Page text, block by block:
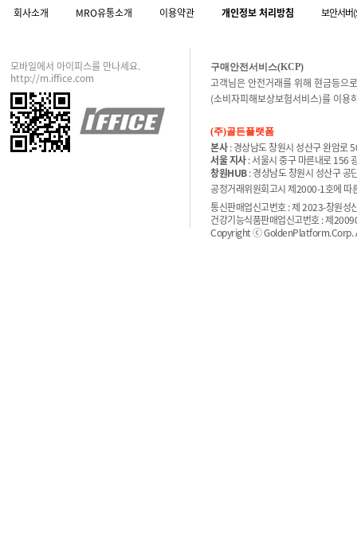
회사소개 MRO유통소개 이용약관 개인정보 처리방침 보안서버
모바일에서 아이피스를 만나세요.
http://m.iffice.com
구매안전서비스(KCP)
고객님은 안전거래를 위해 현금등으
(소비자피해보상보험서비스)를 이용
(주)골든플랫폼
본사: 경상남도 창원시 성산구 완암로
서울 지사: 서울시 중구 마른내로 156
창원HUB: 경상남도 창원시 성산구 공
공정거래위원회고시 제2000-1호에
통신판매업신고번호 : 제 2023-창원
건강기능식품판매업신고번호 : 제
Copyright ⓒ GoldenPlatform.Corp.